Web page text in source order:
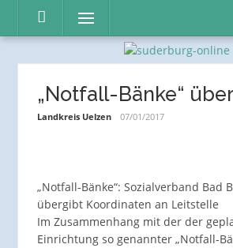
Inhalt
Menü
„Notfall-Bänke“
Landkreis Uelzen 07/01/2017
„Notfall-Bänke“: Sozialverband Bad
übergibt Koordinaten an Leitstelle
Im Zusammenhang mit der der
Einrichtung so genannter „Notfall-